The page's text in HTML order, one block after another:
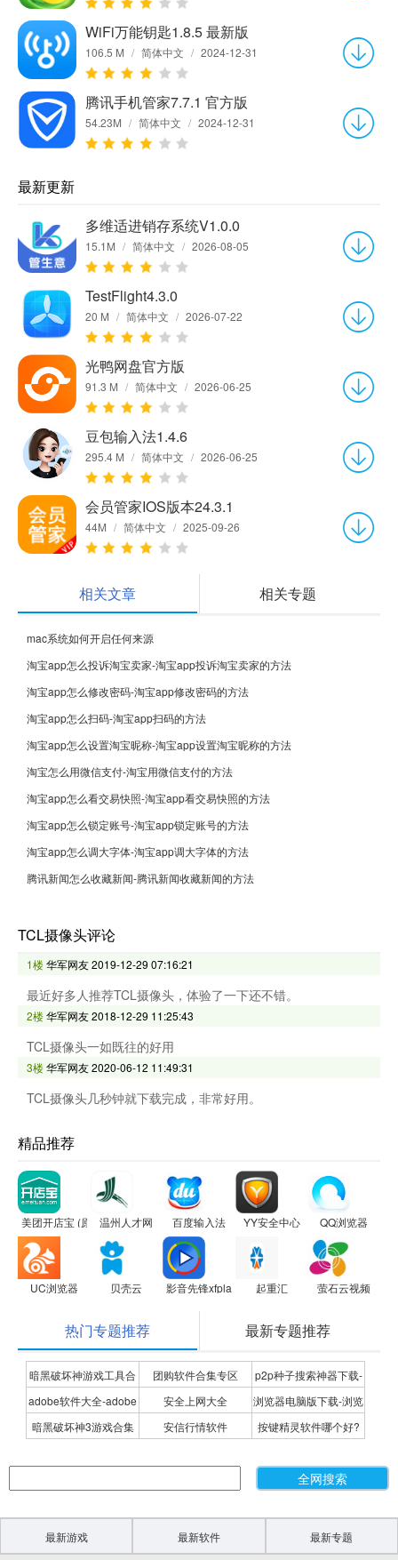
WiFi万能钥匙1.8.5 最新版
106.5 M / 简体中文 / 2024-12-31
腾讯手机管家7.7.1 官方版
54.23M / 简体中文 / 2024-12-31
最新更新
多维适进销存系统V1.0.0
15.1M / 简体中文 / 2026-08-05
TestFlight4.3.0
20 M / 简体中文 / 2026-07-22
光鸭网盘官方版
91.3 M / 简体中文 / 2026-06-25
豆包输入法1.4.6
295.4 M / 简体中文 / 2026-06-25
会员管家IOS版本24.3.1
44M / 简体中文 / 2025-09-26
相关文章 相关专题
mac系统如何开启任何来源
淘宝app怎么投诉淘宝卖家-淘宝app投诉淘宝卖家的方法
淘宝app怎么修改密码-淘宝app修改密码的方法
淘宝app怎么扫码-淘宝app扫码的方法
淘宝app怎么设置淘宝昵称-淘宝app设置淘宝昵称的方法
淘宝怎么用微信支付-淘宝用微信支付的方法
淘宝app怎么看交易快照-淘宝app看交易快照的方法
淘宝app怎么锁定账号-淘宝app锁定账号的方法
淘宝app怎么调大字体-淘宝app调大字体的方法
腾讯新闻怎么收藏新闻-腾讯新闻收藏新闻的方法
TCL摄像头评论
1楼华军网友2019-12-29 07:16:21
最近好多人推荐TCL摄像头，体验了一下还不错。
2楼华军网友2018-12-29 11:25:43
TCL摄像头一如既往的好用
3楼华军网友2020-06-12 11:49:31
TCL摄像头几秒钟就下载完成，非常好用。
精品推荐
美团开店宝 (原美团商家)
温州人才网 百度输入法 YY安全中心 QQ浏览器
UC浏览器 贝壳云 影音先锋xfplay 2.9.0 For iphone
起重汇 萤石云视频
热门专题推荐 最新专题推荐
暗黑破坏神游戏工具合
集
团购软件合集专区
p2p种子搜索神器下载-
P2P种子搜索神器专题
adobe软件大全-adobe
全系列软件下载-adobe
安全上网大全
浏览器电脑版下载-浏览
器下载合集
暗黑破坏神3游戏合集 安信行情软件
按键精灵软件哪个好?
最新游戏 最新软件 最新专题